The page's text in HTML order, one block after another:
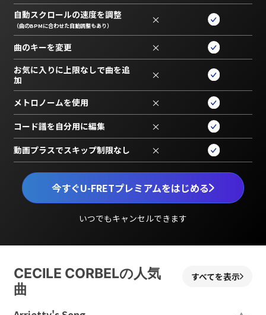
今すぐU-FRETプレミアムをはじめる
いつでもキャンセルできます
自動スクロールの速度を調整
（曲のBPMに合わせた自動調整もあり） ×
曲のキーを変更 ×
お気に入りに上限なしで曲を追
加
×
メトロノームを使用 ×
コード譜を自分用に編集 ×
動画プラスでスキップ制限なし ×
CECILE CORBELの人気
曲
すべてを表示